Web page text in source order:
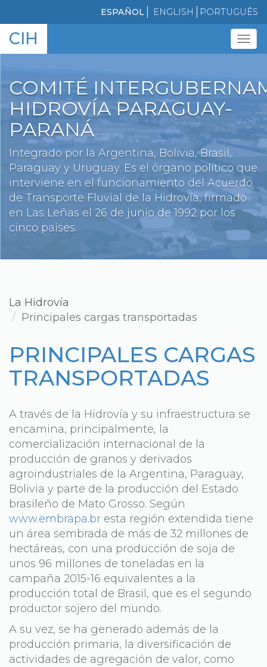
al
contenido
principal
ESPAÑOL ENGLISH PORTUGUÊS
CIH
COMITÉ
HIDROVÍA PARAGUAY-
PARANÁ
Integrado por la Argentina, Bolivia, Brasil,
Paraguay y Uruguay. Es el órgano político que
interviene en el funcionamiento del Acuerdo
de Transporte Fluvial de la Hidrovía, firmado
en Las Leñas el 26 de junio de 1992 por los
cinco paises.
La Hidrovía
Principales cargas transportadas
PRINCIPALES CARGAS
TRANSPORTADAS
A través de la Hidrovía y su infraestructura se
encamina, principalmente, la
comercialización internacional de la
producción de granos y derivados
agroindustriales de la Argentina, Paraguay,
Bolivia y parte de la producción del Estado
brasileño de Mato Grosso. Según
www.embrapa.br esta región extendida tiene
un área sembrada de más de 32 millones de
hectáreas, con una producción de soja de
unos 96 millones de toneladas en la
campaña 2015-16 equivalentes a la
producción total de Brasil, que es el segundo
productor sojero del mundo.
A su vez, se ha generado además de la
producción primaria, la diversificación de
actividades de agregación de valor, como